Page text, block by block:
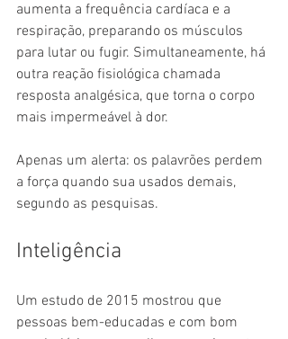
aumenta a frequência cardíaca e a
respiração, preparando os músculos
para lutar ou fugir. Simultaneamente, há
outra reação fisiológica chamada
resposta analgésica, que torna o corpo
mais impermeável à dor.
Apenas um alerta: os palavrões perdem
a força quando sua usados demais,
segundo as pesquisas.
Inteligência
Um estudo de 2015 mostrou que
pessoas bem-educadas e com bom